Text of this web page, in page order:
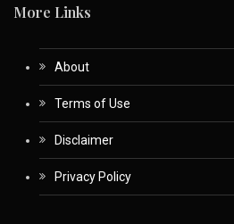
More Links
About
Terms of Use
Disclaimer
Privacy Policy